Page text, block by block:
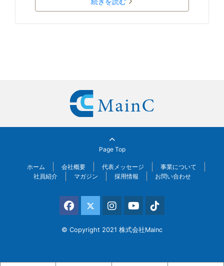
Page Top
ホーム 会社概要 代表メッセージ
事業について
社員紹介
マガジン 採用情報 お問い合わせ
FacebookX(Twitter)InstagramYouTube
© Copyright 2021 株式会社Mainc